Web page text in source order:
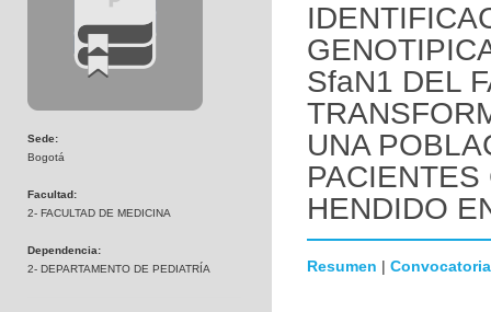
Sede:
Bogotá
Facultad:
2- FACULTAD DE MEDICINA
Dependencia:
2- DEPARTAMENTO DE PEDIATRÍA
SfaN1 DEL
UNA
HENDIDO
Resumen | Convocatoria